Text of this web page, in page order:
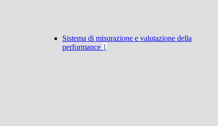
Sistema di misurazione e valutazione della
performance 1